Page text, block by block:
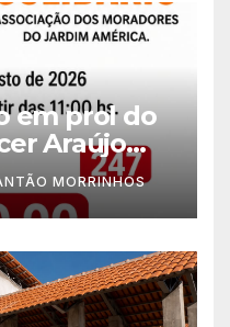
em prol do
Araújo
no Jardim
MORRINHOS